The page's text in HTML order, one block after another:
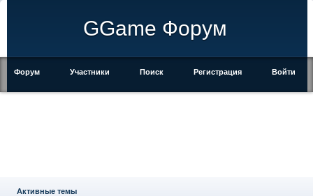
GGame Форум
Форум Участники Поиск Регистрация Войти
Активные темы